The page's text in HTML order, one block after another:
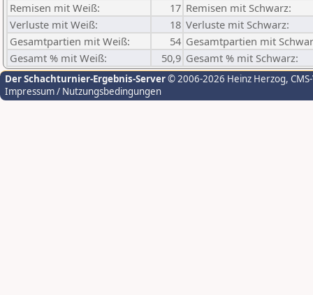
Remisen mit Weiß:
17 Remisen mit Schwarz:
Verluste mit Weiß:
18 Verluste mit Schwarz:
Gesamtpartien mit Weiß:
54 Gesamtpartien mit
Gesamt % mit Weiß:
50,9 Gesamt % mit Schwarz:
Der Schachturnier-Ergebnis-Server© 2006-2026 Heinz Herzog,
Impressum / Nutzungsbedingungen